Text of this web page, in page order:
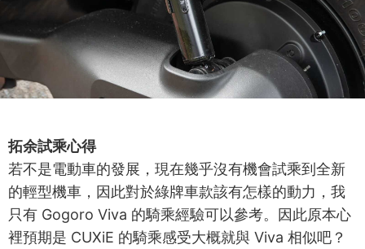
拓余試乘心得
若不是電動車的發展，現在幾乎沒有機會試乘到全新
的輕型機車，因此對於綠牌車款該有怎樣的動力，我
只有 Gogoro Viva 的騎乘經驗可以參考。因此原本心
裡預期是 CUXiE 的騎乘感受大概就與 Viva 相似吧？